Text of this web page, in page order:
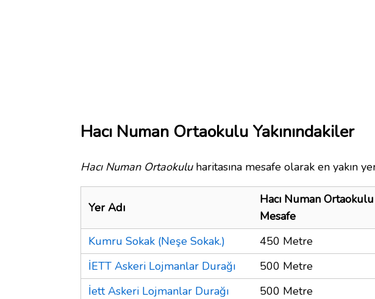
Hacı Numan Ortaokulu Yakınındakiler
Hacı Numan Ortaokuluharitasına mesafe olarak en yakın
Yer Adı
Hacı Numan Ortaokulu
Mesafe
Kumru Sokak (Neşe Sokak.)
450 Metre
İETT Askeri Lojmanlar Durağı
500 Metre
İett Askeri Lojmanlar Durağı
500 Metre